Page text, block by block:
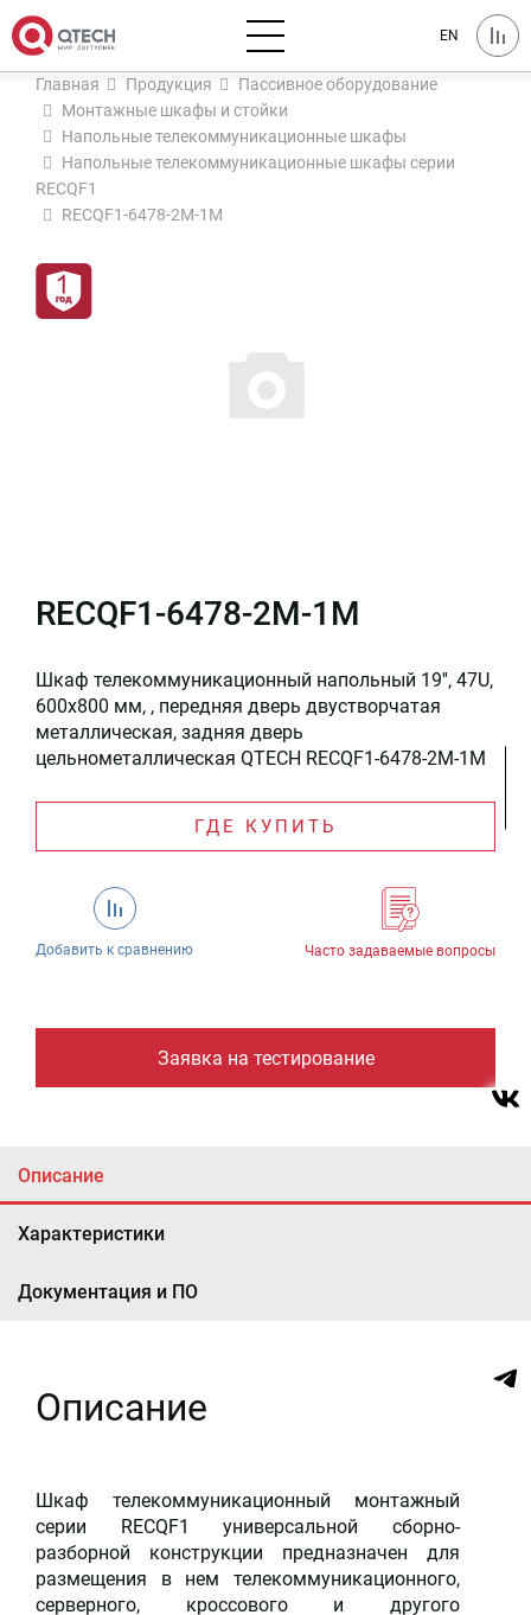
EN
Главная Продукция
Пассивное оборудование
Монтажные шкафы и стойки
Напольные телекоммуникационные шкафы
Напольные телекоммуникационные шкафы серии
RECQF1
RECQF1-6478-2M-1M
RECQF1-6478-2M-1M
Шкаф телекоммуникационный напольный 19'', 47U,
600x800 мм, , передняя дверь двустворчатая
металлическая, задняя дверь
цельнометаллическая QTECH RECQF1-6478-2M-1M
ГДЕ КУПИТЬ
Добавить к сравнению Часто задаваемые вопросы
Заявка на тестирование
Описание
Характеристики
Документация и ПО
Описание
Шкаф телекоммуникационный монтажный
серии RECQF1 универсальной сборно-
разборной конструкции предназначен для
размещения в нем телекоммуникационного,
серверного, кроссового и другого